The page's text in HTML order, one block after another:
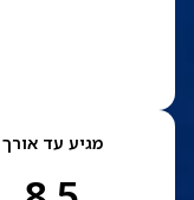
מגיע עד אורך